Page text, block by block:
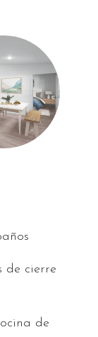
de cierre
de